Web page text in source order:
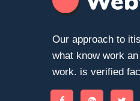
Our approach to
what know work an
work. is verified